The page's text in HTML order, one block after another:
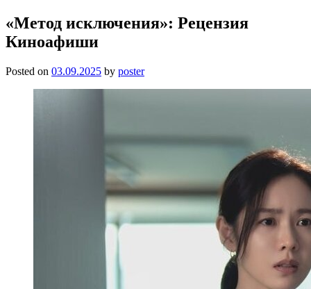
«Метод исключения»: Рецензия
Киноафиши
Posted on 03.09.2025 by poster